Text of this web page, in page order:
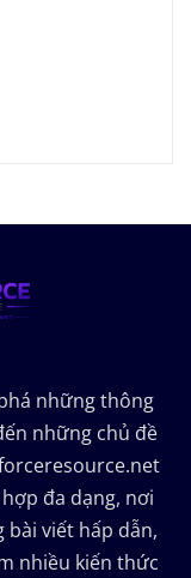
những thông
những chủ đề
đa dạng, nơi
bài viết hấp dẫn,
nhiều kiến thức